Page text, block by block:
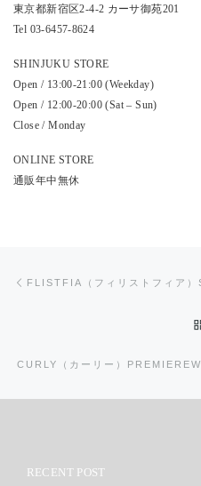
東京都新宿区2-4-2 カーサ御苑201
Tel 03-6457-8624
SHINJUKU STORE
Open / 13:00-21:00 (Weekday)
Open / 12:00-20:00 (Sat – Sun)
Close / Monday
ONLINE STORE
通販年中無休
FLISTFIA（フィリストフィア
CURLY（カーリー）
RECENT POST